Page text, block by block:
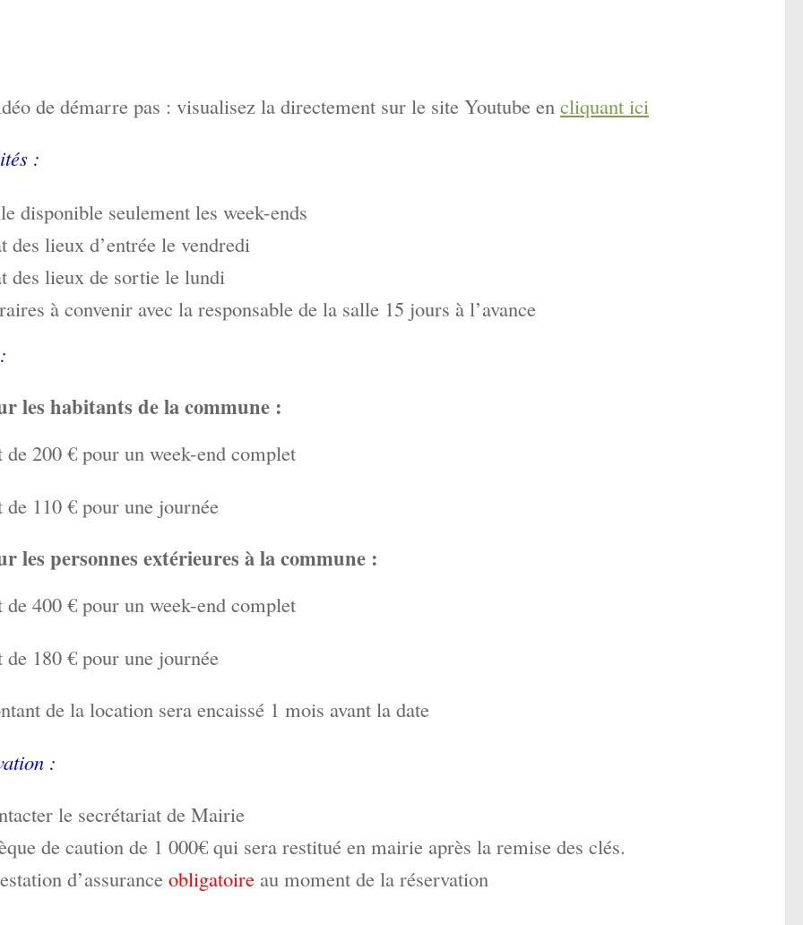
de démarre pas : visualisez la directement sur le site Youtube en cliquant ici
:
disponible seulement les week-ends
des lieux d’entrée le vendredi
des lieux de sortie le lundi
à convenir avec la responsable de la salle 15 jours à l’avance
les habitants de la commune :
200 € pour un week-end complet
110 € pour une journée
les personnes extérieures à la commune :
400 € pour un week-end complet
180 € pour une journée
de la location sera encaissé 1 mois avant la date
:
le secrétariat de Mairie
de caution de 1 000€ qui sera restitué en mairie après la remise des clés.
d’assurance obligatoire au moment de la réservation